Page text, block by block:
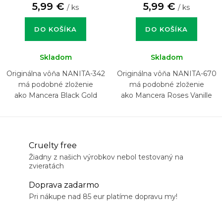
5,99 € / ks
DO KOŠÍKA
Skladom
Originálna vôňa NANITA-342
má podobné zloženie
ako Mancera Black Gold
5,99 € / ks
DO KOŠÍKA
Skladom
Originálna vôňa NANITA-670
má podobné zloženie
ako Mancera Roses Vanille
Cruelty free
Žiadny z našich výrobkov nebol testovaný na
zvieratách
Doprava zadarmo
Pri nákupe nad 85 eur platíme dopravu my!